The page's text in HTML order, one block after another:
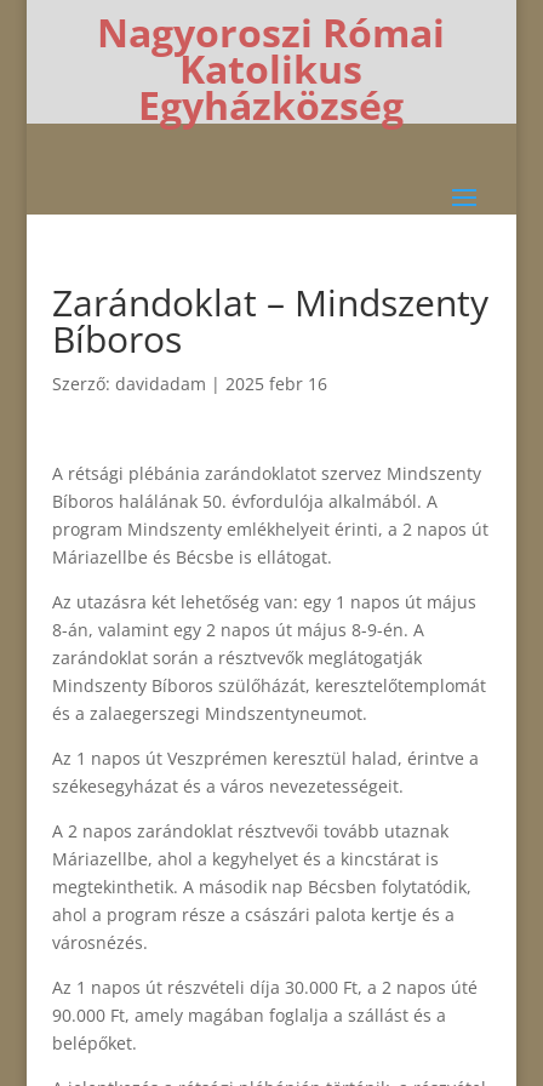
Nagyoroszi Római
Katolikus
Egyházközség
Zarándoklat – Mindszenty
Bíboros
Szerző: davidadam | 2025 febr 16
A rétsági plébánia zarándoklatot szervez Mindszenty
Bíboros halálának 50. évfordulója alkalmából. A
program Mindszenty emlékhelyeit érinti, a 2 napos út
Máriazellbe és Bécsbe is ellátogat.
Az utazásra két lehetőség van: egy 1 napos út május
8-án, valamint egy 2 napos út május 8-9-én. A
zarándoklat során a résztvevők meglátogatják
Mindszenty Bíboros szülőházát, keresztelőtemplomát
és a zalaegerszegi Mindszentyneumot.
Az 1 napos út Veszprémen keresztül halad, érintve a
székesegyházat és a város nevezetességeit.
A 2 napos zarándoklat résztvevői tovább utaznak
Máriazellbe, ahol a kegyhelyet és a kincstárat is
megtekinthetik. A második nap Bécsben folytatódik,
ahol a program része a császári palota kertje és a
városnézés.
Az 1 napos út részvételi díja 30.000 Ft, a 2 napos úté
90.000 Ft, amely magában foglalja a szállást és a
belépőket.